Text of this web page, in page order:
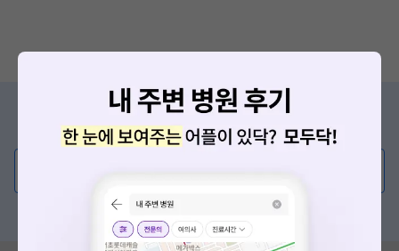
증상/치료, 궁금한 점이 있나요?
의사가 직접 답해드려요!
혹은, 의료상담 서비스에 다양한 게시글 보러가기